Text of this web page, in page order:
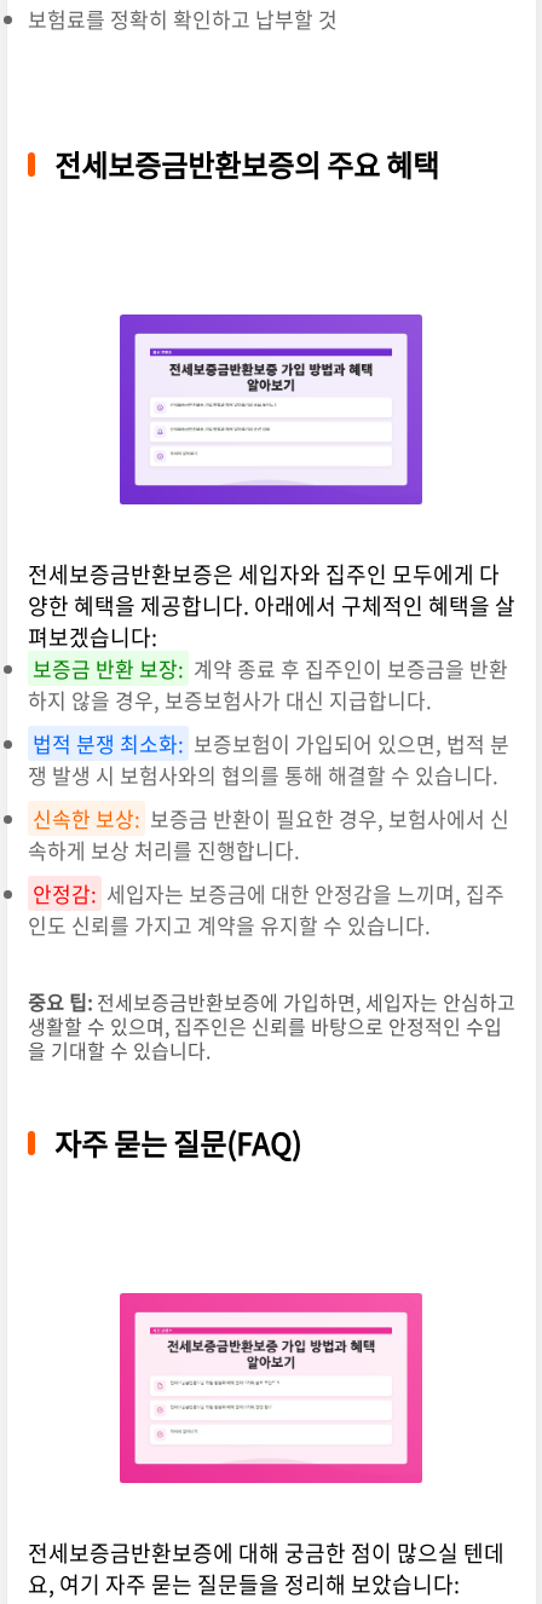
보험료를 정확히 확인하고 납부할 것
전세보증금반환보증의 주요 혜택
전세보증금반환보증은 세입자와 집주인 모두에게 다
양한 혜택을 제공합니다. 아래에서 구체적인 혜택을 살
펴보겠습니다:
보증금 반환 보장: 계약 종료 후 집주인이 보증금을 반환
하지 않을 경우, 보증보험사가 대신 지급합니다.
법적 분쟁 최소화: 보증보험이 가입되어 있으면, 법적 분
쟁 발생 시 보험사와의 협의를 통해 해결할 수 있습니다.
신속한 보상: 보증금 반환이 필요한 경우, 보험사에서 신
속하게 보상 처리를 진행합니다.
안정감: 세입자는 보증금에 대한 안정감을 느끼며, 집주
인도 신뢰를 가지고 계약을 유지할 수 있습니다.
중요 팁:전세보증금반환보증에 가입하면, 세입자는 안심하고
생활할 수 있으며, 집주인은 신뢰를 바탕으로 안정적인 수입
을 기대할 수 있습니다.
자주 묻는 질문(FAQ)
전세보증금반환보증에 대해 궁금한 점이 많으실 텐데
요, 여기 자주 묻는 질문들을 정리해 보았습니다: